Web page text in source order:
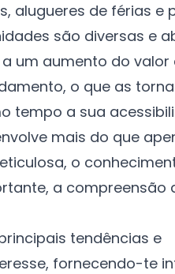
alugueres de férias e
são diversas e
um aumento do valor
o que as
tempo a sua
mais do que
o
a compreensão
tendências e
fornecendo-te